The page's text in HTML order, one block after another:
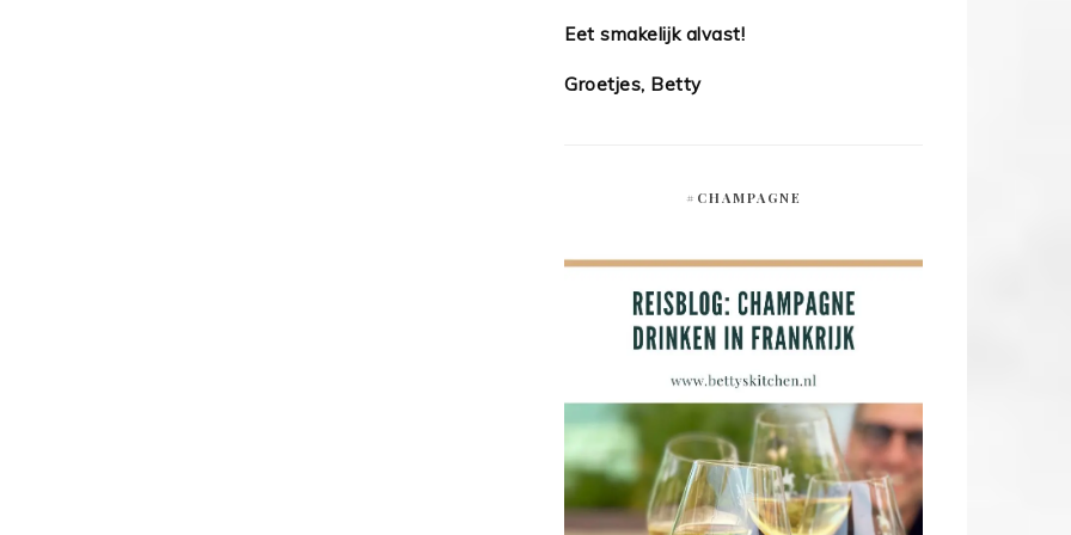
Eet smakelijk alvast!
Groetjes, Betty
#CHAMPAGNE